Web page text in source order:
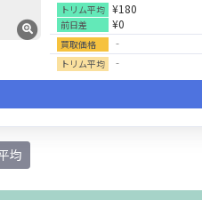
トリム平均 ¥180
前日差 ¥0
買取価格 ‐
トリム平均 ‐
均